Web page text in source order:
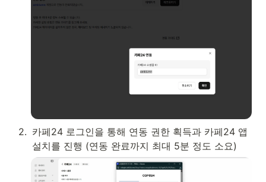
2. 카페24 로그인을 통해 연동 권한 획득과 카페24 앱
설치를 진행 (연동 완료까지 최대 5분 정도 소요)